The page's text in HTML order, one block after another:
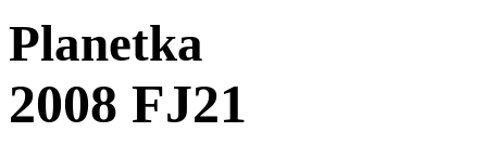
Planetka
2008 FJ21